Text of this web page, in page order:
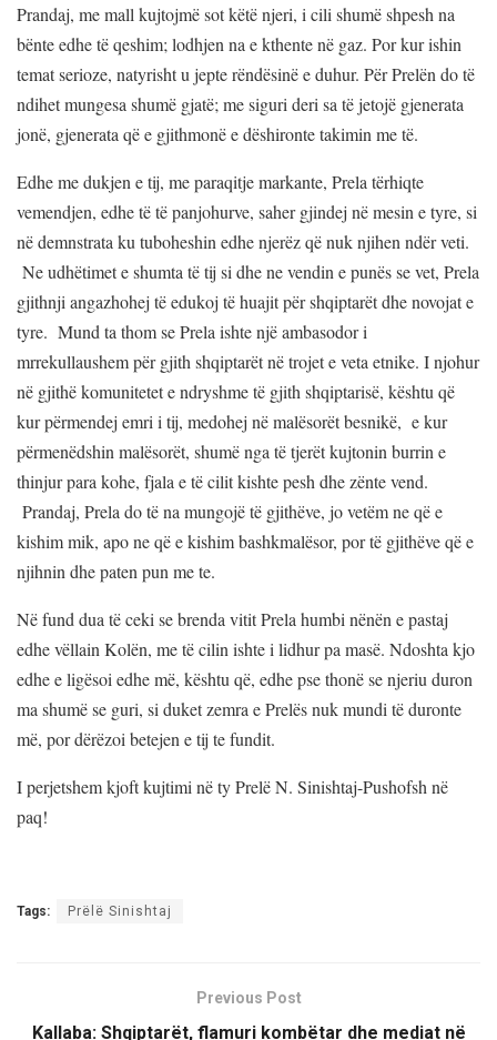
Prandaj, me mall kujtojmë sot këtë njeri, i cili shumë shpesh na
bënte edhe të qeshim; lodhjen na e kthente në gaz. Por kur ishin
temat serioze, natyrisht u jepte rëndësinë e duhur. Për Prelën do të
ndihet mungesa shumë gjatë; me siguri deri sa të jetojë gjenerata
jonë, gjenerata që e gjithmonë e dëshironte takimin me të.
Edhe me dukjen e tij, me paraqitje markante, Prela tërhiqte
vemendjen, edhe të të panjohurve, saher gjindej në mesin e tyre, si
në demnstrata ku tuboheshin edhe njerëz që nuk njihen ndër veti.
Ne udhëtimet e shumta të tij si dhe ne vendin e punës se vet, Prela
gjithnji angazhohej të edukoj të huajit për shqiptarët dhe novojat e
tyre. Mund ta thom se Prela ishte një ambasodor i
mrrekullaushem për gjith shqiptarët në trojet e veta etnike. I njohur
në gjithë komunitetet e ndryshme të gjith shqiptarisë, kështu që
kur përmendej emri i tij, medohej në malësorët besnikë, e kur
përmenëdshin malësorët, shumë nga të tjerët kujtonin burrin e
thinjur para kohe, fjala e të cilit kishte pesh dhe zënte vend.
Prandaj, Prela do të na mungojë të gjithëve, jo vetëm ne që e
kishim mik, apo ne që e kishim bashkmalësor, por të gjithëve që e
njihnin dhe paten pun me te.
Në fund dua të ceki se brenda vitit Prela humbi nënën e pastaj
edhe vëllain Kolën, me të cilin ishte i lidhur pa masë. Ndoshta kjo
edhe e ligësoi edhe më, kështu që, edhe pse thonë se njeriu duron
ma shumë se guri, si duket zemra e Prelës nuk mundi të duronte
më, por dërëzoi betejen e tij te fundit.
I perjetshem kjoft kujtimi në ty Prelë N. Sinishtaj-Pushofsh në
paq!
Tags: Prëlë Sinishtaj
Previous Post
Kallaba: Shqiptarët, flamuri kombëtar dhe mediat në